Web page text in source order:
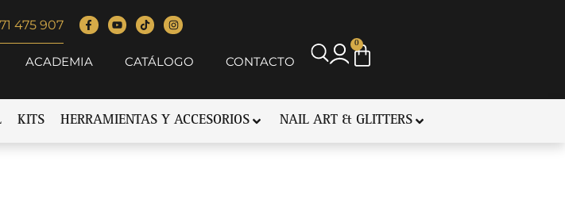
475 907
ACADEMIA CATÁLOGO CONTACTO
0
KITS HERRAMIENTAS Y ACCESORIOS NAIL ART & GLITTERS